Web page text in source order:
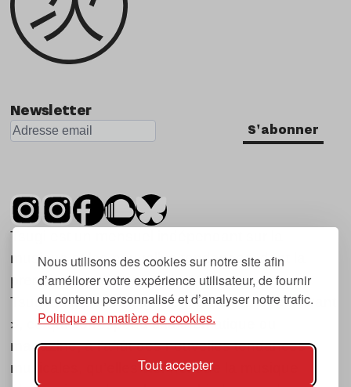
Nous utilisons des cookies sur notre site afin
d’améliorer votre expérience utilisateur, de fournir
du contenu personnalisé et d’analyser notre trafic.
Politique en matière de cookies.
Tout accepter
Newsletter
S'abonner
Tsugi est un mensuel indépendant sur la
musique et les nouvelles tendances, dont la
première parution date de 2007.
Tsugi en japonais signifie « prochain », « suivant
», ce qui correspond à la thématique du
magazine, à l’affût des nouvelles tendances
musicales, qu’elles viennent de la musique